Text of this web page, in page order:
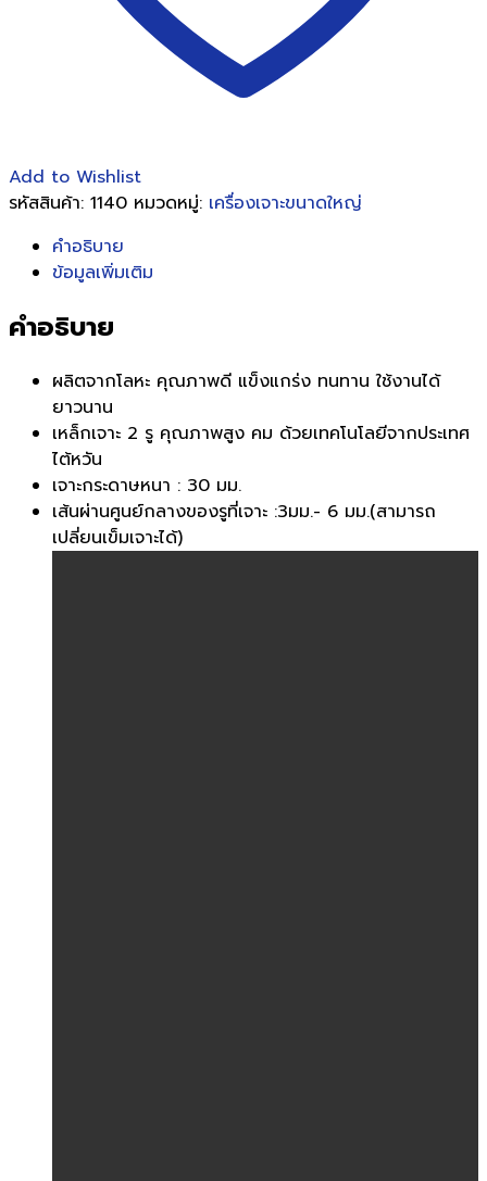
Add to Wishlist
รหัสสินค้า: 1140 หมวดหมู่: เครื่องเจาะขนาดใหญ่
คำอธิบาย
ข้อมูลเพิ่มเติม
คำอธิบาย
ผลิตจากโลหะ คุณภาพดี แข็งแกร่ง ทนทาน ใช้งานได้
ยาวนาน
เหล็กเจาะ 2 รู คุณภาพสูง คม ด้วยเทคโนโลยีจากประเทศ
ไต้หวัน
เจาะกระดาษหนา : 30 มม.
เส้นผ่านศูนย์กลางของรูที่เจาะ :3มม.- 6 มม.(สามารถ
เปลี่ยนเข็มเจาะได้)